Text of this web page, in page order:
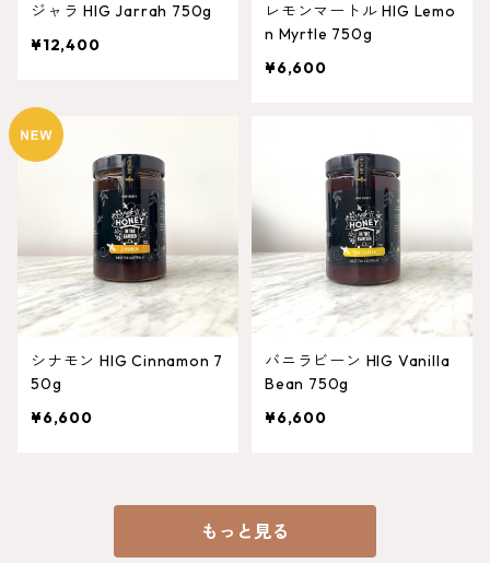
ジャラ HIG Jarrah 750g
¥12,400
レモンマートル HIG Lemo
n Myrtle 750g
¥6,600
シナモン HIG Cinnamon 7
50g
¥6,600
バニラビーン HIG Vanilla
Bean 750g
¥6,600
もっと見る